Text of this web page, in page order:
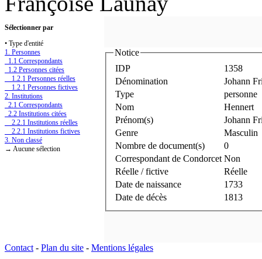
Sélectionner par
• Type d'entité
1. Personnes
1.1 Correspondants
1.2 Personnes citées
1.2.1 Personnes réelles
1.2.1 Personnes fictives
2. Institutions
2.1 Correspondants
2.2 Institutions citées
2.2.1 Institutions réelles
2.2.1 Institutions fictives
3. Non classé
→ Aucune sélection
Notice
IDP
1358
Dénomination
Johann
Type
personne
Nom
Hennert
Prénom(s)
Johann
Genre
Masculin
Nombre de document(s)
0
Correspondant de Condorcet Non
Réelle / fictive
Réelle
Date de naissance
1733
Date de décès
1813
Contact - Plan du site - Mentions légales